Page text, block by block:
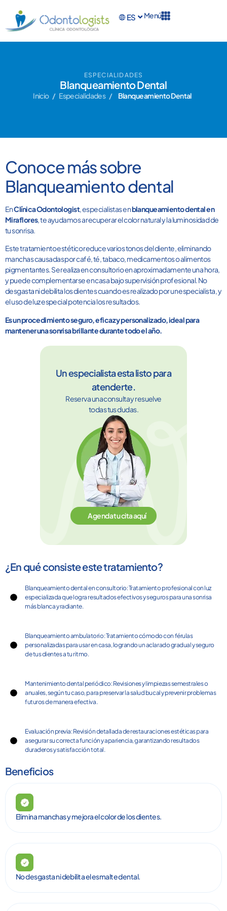
ES
EN Menú
ESPECIALIDADES
Blanqueamiento Dental
Inicio / Especialidades / Blanqueamiento Dental
Conoce más sobre
Blanqueamiento dental
EnClínica Odontologist, especialistas enblanqueamiento dental en
Miraflores, te ayudamos a recuperar el color natural y la luminosidad de
tu sonrisa.
Este tratamiento estético reduce varios tonos del diente, eliminando
manchas causadas por café, té, tabaco, medicamentos o alimentos
pigmentantes. Se realiza en consultorio en aproximadamente una hora,
y puede complementarse en casa bajo supervisión profesional. No
desgasta ni debilita los dientes cuando es realizado por un especialista, y
el uso de luz especial potencia los resultados.
Es un procedimiento seguro, eficaz y personalizado, ideal para
mantener una sonrisa brillante durante todo el año.
Un especialista esta listo para
atenderte.
Reserva una consulta y resuelve
todas tus dudas.
Agenda tu cita aquí
¿En qué consiste este tratamiento?
Blanqueamiento dental en consultorio: Tratamiento profesional con luz
especializada que logra resultados efectivos y seguros para una sonrisa
más blanca y radiante.
Blanqueamiento ambulatorio: Tratamiento cómodo con férulas
personalizadas para usar en casa, logrando un aclarado gradual y seguro
de tus dientes a tu ritmo.
Mantenimiento dental periódico: Revisiones y limpiezas semestrales o
anuales, según tu caso, para preservar la salud bucal y prevenir problemas
futuros de manera efectiva.
Evaluación previa: Revisión detallada de restauraciones estéticas para
asegurar su correcta función y apariencia, garantizando resultados
duraderos y satisfacción total.
Beneficios
Elimina manchas y mejora el color de los dientes.
No desgasta ni debilita el esmalte dental.